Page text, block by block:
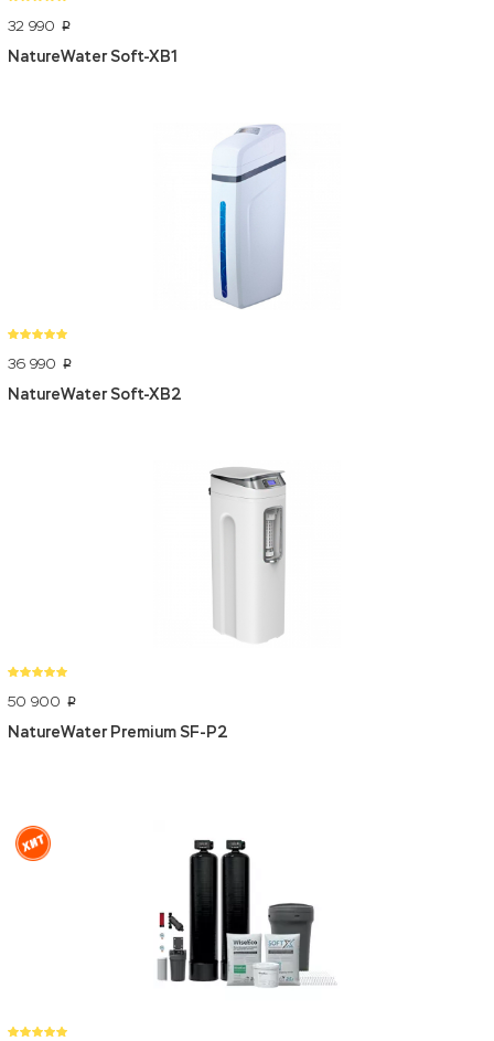
32 990 p
NatureWater Soft-XB1
36 990 p
NatureWater Soft-XB2
50 900 p
NatureWater Premium SF-P2